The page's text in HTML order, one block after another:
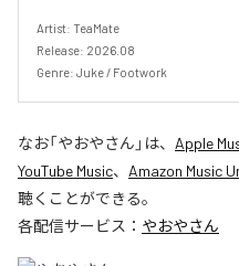
Artist: TeaMate
Release: 2026.08
Genre: Juke / Footwork
なお「やおやさん 」は、 Apple
YouTube Music、 Amazon Music
聴くことができる。
各配信サービス： やおやさん